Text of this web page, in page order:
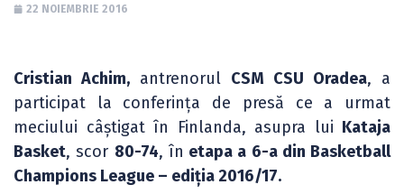
22 NOIEMBRIE 2016
Cristian Achim, antrenorul CSM CSU Oradea, a
participat la conferința de presă ce a urmat
meciului câștigat în Finlanda, asupra lui Kataja
Basket, scor 80-74, în etapa a 6-a din Basketball
Champions League – ediția 2016/17.